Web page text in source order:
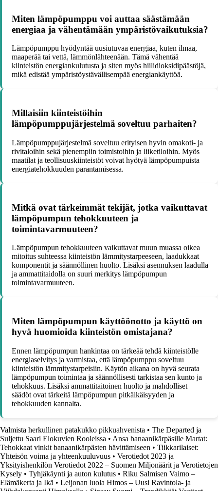
Miten lämpöpumppu voi auttaa säästämään
energiaa ja vähentämään ympäristövaikutuksia?
Lämpöpumppu hyödyntää uusiutuvaa energiaa, kuten ilmaa,
maaperää tai vettä, lämmönlähteenään. Tämä vähentää
kiinteistön energiankulutusta ja siten myös hiilidioksidipäästöjä,
mikä edistää ympäristöystävällisempää energiankäyttöä.
Millaisiin kiinteistöihin
lämpöpumppujärjestelmä soveltuu parhaiten?
Lämpöpumppujärjestelmä soveltuu erityisen hyvin omakoti- ja
rivitaloihin sekä pienempiin toimistoihin ja liiketiloihin. Myös
maatilat ja teollisuuskiinteistöt voivat hyötyä lämpöpumpuista
energiatehokkuuden parantamisessa.
Mitkä ovat tärkeimmät tekijät, jotka vaikuttavat
lämpöpumpun tehokkuuteen ja
toimintavarmuuteen?
Lämpöpumpun tehokkuuteen vaikuttavat muun muassa oikea
mitoitus suhteessa kiinteistön lämmitystarpeeseen, laadukkaat
komponentit ja säännöllinen huolto. Lisäksi asennuksen laadulla
ja ammattitaidolla on suuri merkitys lämpöpumpun
toimintavarmuuteen.
Miten lämpöpumpun käyttöönotto ja käyttö on
hyvä huomioida kiinteistön omistajana?
Ennen lämpöpumpun hankintaa on tärkeää tehdä kiinteistölle
energiaselvitys ja varmistaa, että lämpöpumppu soveltuu
kiinteistön lämmitystarpeisiin. Käytön aikana on hyvä seurata
lämpöpumpun toimintaa ja säännöllisesti tarkistaa sen kunto ja
tehokkuus. Lisäksi ammattitaitoinen huolto ja mahdolliset
säädöt ovat tärkeitä lämpöpumpun pitkäikäisyyden ja
tehokkuuden kannalta.
Valmista herkullinen patakukko pikkuahvenista • The Departed ja
Suljettu Saari Elokuvien Rooleissa • Ansa banaanikärpäsille Martat:
Tehokkaat vinkit banaanikärpästen hävittämiseen • Tiikkarilaiset:
Yhteisön voima ja yhteenkuuluvuus • Verotiedot 2023 ja
Yksityishenkilön Verotiedot 2022 – Suomen Miljonäärit ja Verotietojen
Kysely • Tyhjäkäynti ja auton kulutus • Riku Salmisen Vaimo –
Elämäkerta ja Ikä • Leijonan luola Himos – Uusi Ravintola- ja